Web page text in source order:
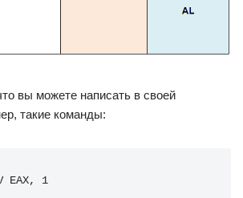
вы можете написать в своей
такие команды:
EAX, 1